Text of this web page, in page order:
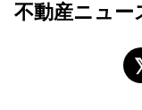
不動産ニュー